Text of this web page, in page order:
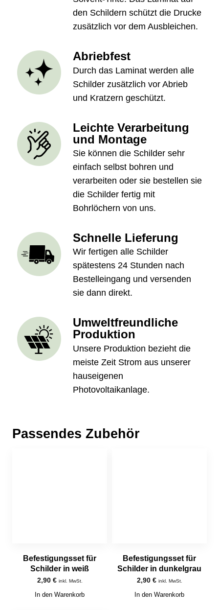
den Schildern schützt die Drucke
zusätzlich vor dem Ausbleichen.
Abriebfest
Durch das Laminat werden alle
Schilder zusätzlich vor Abrieb
und Kratzern geschützt.
Leichte Verarbeitung
und Montage
Sie können die Schilder sehr
einfach selbst bohren und
verarbeiten oder sie bestellen sie
die Schilder fertig mit
Bohrlöchern von uns.
Schnelle Lieferung
Wir fertigen alle Schilder
spätestens 24 Stunden nach
Bestelleingang und versenden
sie dann direkt.
Umweltfreundliche
Produktion
Unsere Produktion bezieht die
meiste Zeit Strom aus unserer
hauseigenen
Photovoltaikanlage.
Passendes Zubehör
Befestigungsset für
Schilder in weiß
2,90 € inkl. MwSt.
In den Warenkorb
Befestigungsset für
Schilder in dunkelgrau
2,90 € inkl. MwSt.
In den Warenkorb